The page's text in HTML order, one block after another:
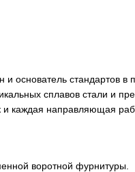
основатель стандартов
сплавов стали и
каждая направляющая
воротной фурнитуры.